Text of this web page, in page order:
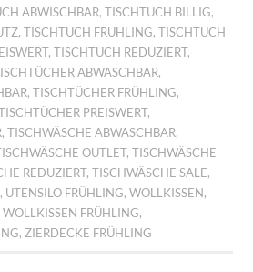
ABWISCHBAR,TISCHTUCH BILLIG,
,TISCHTUCH FRÜHLING,TISCHTUCH
,TISCHTUCH REDUZIERT,
ABWASCHBAR,
,TISCHTÜCHER FRÜHLING,
PREISWERT,
,TISCHWÄSCHE ABWASCHBAR,
OUTLET,TISCHWÄSCHE
REDUZIERT,TISCHWÄSCHE SALE,
, UTENSILO FRÜHLING,WOLLKISSEN ,
WOLLKISSEN FRÜHLING,
, ZIERDECKE FRÜHLING